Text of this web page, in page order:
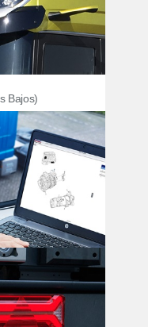
Bajos)
El
camiones
Bajos)
claros